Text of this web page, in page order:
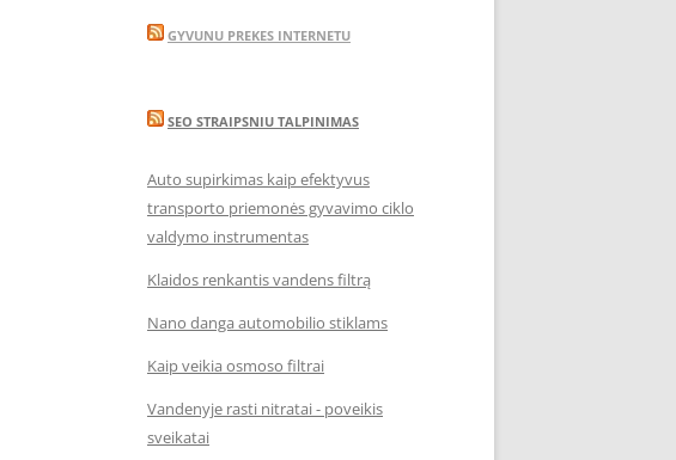
GYVUNU PREKES INTERNETU
SEO STRAIPSNIU TALPINIMAS
Auto supirkimas kaip efektyvus
transporto priemonės gyvavimo ciklo
valdymo instrumentas
Klaidos renkantis vandens filtrą
Nano danga automobilio stiklams
Kaip veikia osmoso filtrai
Vandenyje rasti nitratai - poveikis
sveikatai